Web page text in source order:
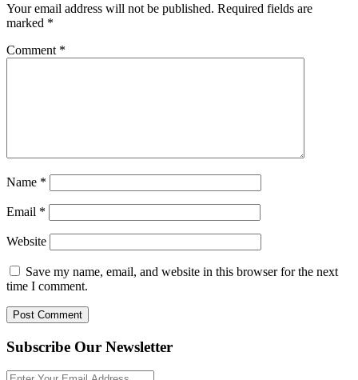
Your email address will not be published. Required fields are
marked *
Comment *
Name *
Email *
Website
Save my name, email, and website in this browser for the next
time I comment.
Subscribe Our Newsletter